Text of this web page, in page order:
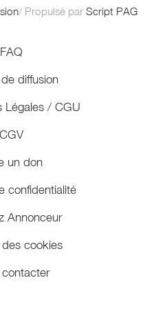
/ Propulsé par Script PAG
FAQ
diffusion
Légales / CGU
CGV
un don
confidentialité
Annonceur
cookies
contacter